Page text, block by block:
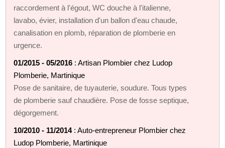
raccordement à l'égout, WC douche à l'italienne,
lavabo, évier, installation d'un ballon d'eau chaude,
canalisation en plomb, réparation de plomberie en
urgence.
01/2015 - 05/2016 : Artisan Plombier chez Ludop
Plomberie, Martinique
Pose de sanitaire, de tuyauterie, soudure. Tous types
de plomberie sauf chaudière. Pose de fosse septique,
dégorgement.
10/2010 - 11/2014: Auto-entrepreneur Plombier chez
Ludop Plomberie, Martinique